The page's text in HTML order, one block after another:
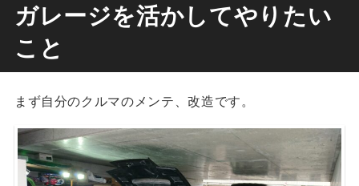
ガレージを活かしてやりたい
こと
まず自分のクルマのメンテ、改造です。